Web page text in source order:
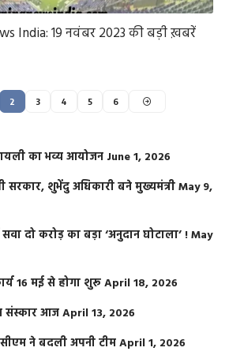
India: 19 नवंबर 2023 की बड़ी ख़बरें
2 3 4 5 6
का भव्य आयोजन June 1, 2026
सरकार, शुभेंदु अधिकारी बने मुख्यमंत्रीMay 9,
दो करोड़ का बड़ा ‘अनुदान घोटाला’ !May
16 मई से होगा शुरूApril 18, 2026
संस्कार आजApril 13, 2026
ने बदली अपनी टीमApril 1, 2026